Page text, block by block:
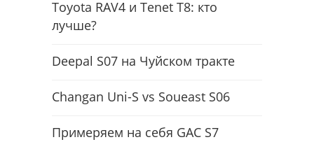
Toyota RAV4 и Tenet T8: кто
лучше?
Deepal S07 на Чуйском тракте
Changan Uni-S vs Soueast S06
Примеряем на себя GAC S7